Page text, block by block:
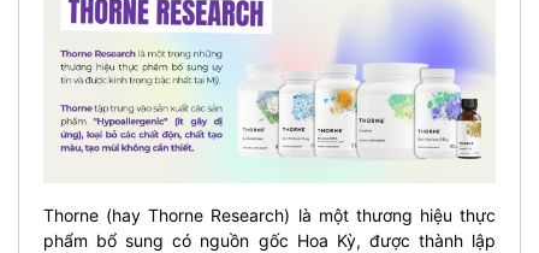
Thorne (hay Thorne Research) là một thương hiệu thực
phẩm bổ sung có nguồn gốc Hoa Kỳ, được thành lập